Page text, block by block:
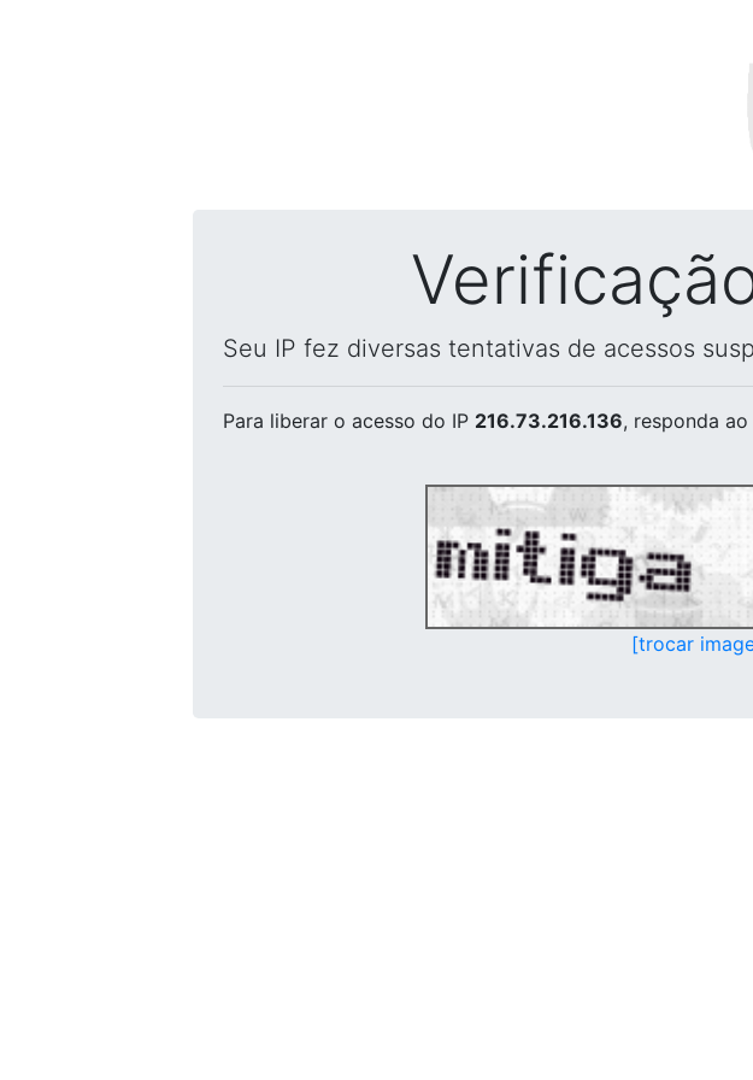
Seu IP fez diversas tentativas de acessos
Para liberar o acesso do IP 216.73.216.136, responda
[trocar